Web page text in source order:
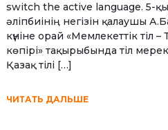
switch the active language. 5-
әліпбиінің негізін қалаушы
күніне орай «Мемлекеттік тіл –
көпірі» тақырыбында тіл
Қазақ тілі […]
ЧИТАТЬ ДАЛЬШЕ